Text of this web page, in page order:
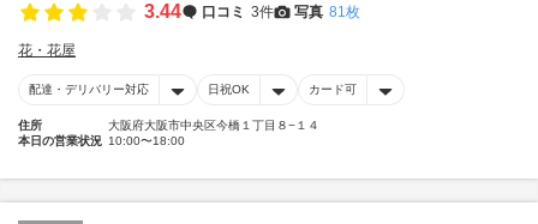
3.44 口コミ 3件 写真 81枚
花・花屋
配達・デリバリー対応 日祝OK カード可
住所
大阪府大阪市中央区今橋１丁目８−１４
本日の営業状況 10:00〜18:00